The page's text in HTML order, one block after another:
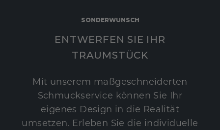
SONDERWUNSCH
ENTWERFEN SIE IHR
TRAUMSTÜCK
Mit unserem maßgeschneiderten
Schmuckservice können Sie Ihr
eigenes Design in die Realität
umsetzen. Erleben Sie die individuelle